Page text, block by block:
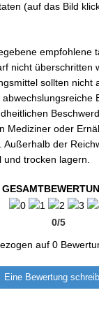
(auf das Bild
empfohlene
nicht überschritten
sollten nicht
Mediziner oder
Außerhalb der
und trocken lagern.
0/5
auf 0
Eine Bewertung